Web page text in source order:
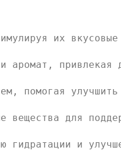
их
аромат, привлекая
помогая
вещества для
гидратации и